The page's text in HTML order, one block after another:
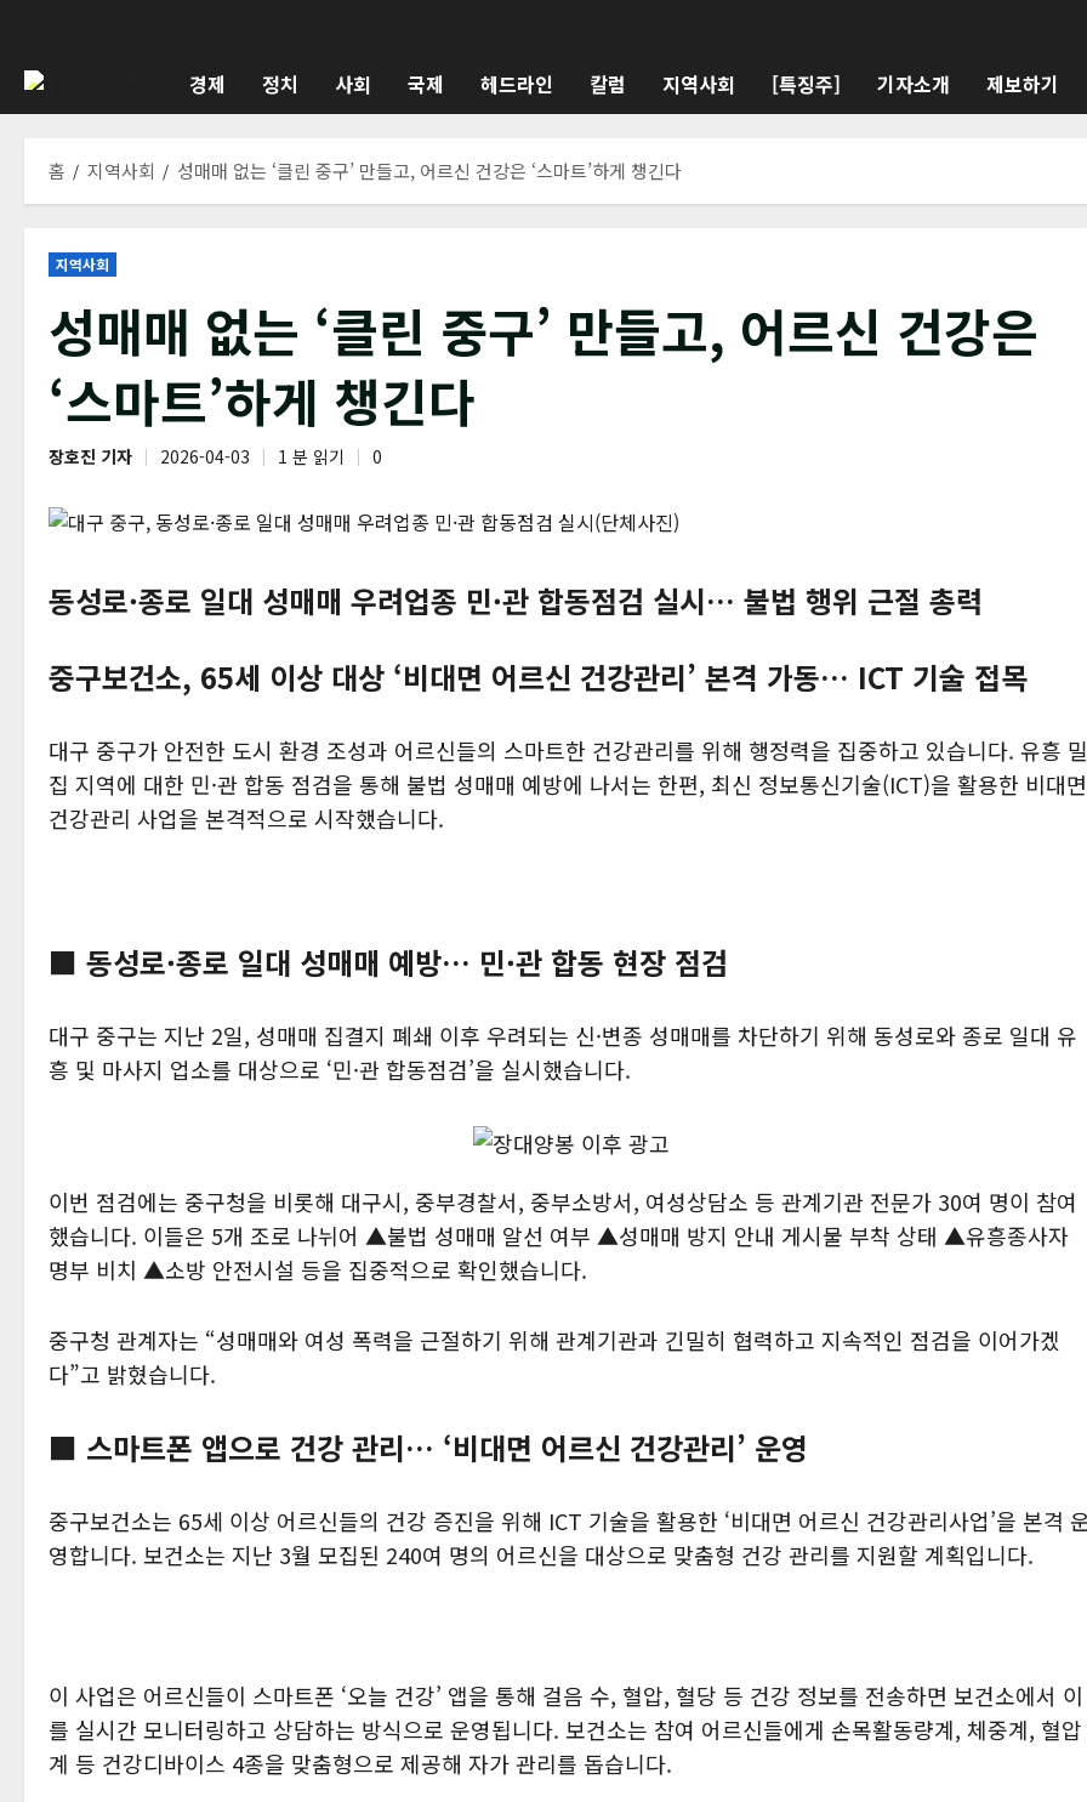
경제 정치 사회 국제 헤드라인 칼럼 지역사회 [특징주] 기자소개 제보하기
홈 지역사회 성매매 없는 ‘클린 중구’ 만들고, 어르신 건강은 ‘스마트’하게 챙긴다
지역사회
성매매 없는 ‘클린 중구’ 만들고, 어르신 건강은
‘스마트’하게 챙긴다
장호진 기자 2026-04-03 1 분 읽기 0
동성로·종로 일대 성매매 우려업종 민·관 합동점검 실시… 불법 행위 근절 총력
중구보건소, 65세 이상 대상 ‘비대면 어르신 건강관리’ 본격 가동… ICT 기술 접목
대구 중구가 안전한 도시 환경 조성과 어르신들의 스마트한 건강관리를 위해 행정력을 집중하고 있습니다. 유흥 밀
집 지역에 대한 민·관 합동 점검을 통해 불법 성매매 예방에 나서는 한편, 최신 정보통신기술(ICT)을 활용한 비대면
건강관리 사업을 본격적으로 시작했습니다.
■ 동성로·종로 일대 성매매 예방… 민·관 합동 현장 점검
대구 중구는 지난 2일, 성매매 집결지 폐쇄 이후 우려되는 신·변종 성매매를 차단하기 위해 동성로와 종로 일대 유
흥 및 마사지 업소를 대상으로 ‘민·관 합동점검’을 실시했습니다.
이번 점검에는 중구청을 비롯해 대구시, 중부경찰서, 중부소방서, 여성상담소 등 관계기관 전문가 30여 명이 참여
했습니다. 이들은 5개 조로 나뉘어 ▲불법 성매매 알선 여부 ▲성매매 방지 안내 게시물 부착 상태 ▲유흥종사자
명부 비치 ▲소방 안전시설 등을 집중적으로 확인했습니다.
중구청 관계자는 “성매매와 여성 폭력을 근절하기 위해 관계기관과 긴밀히 협력하고 지속적인 점검을 이어가겠
다”고 밝혔습니다.
■ 스마트폰 앱으로 건강 관리… ‘비대면 어르신 건강관리’ 운영
중구보건소는 65세 이상 어르신들의 건강 증진을 위해 ICT 기술을 활용한 ‘비대면 어르신 건강관리사업’을 본격
영합니다. 보건소는 지난 3월 모집된 240여 명의 어르신을 대상으로 맞춤형 건강 관리를 지원할 계획입니다.
이 사업은 어르신들이 스마트폰 ‘오늘 건강’ 앱을 통해 걸음 수, 혈압, 혈당 등 건강 정보를 전송하면 보건소에서 이
를 실시간 모니터링하고 상담하는 방식으로 운영됩니다. 보건소는 참여 어르신들에게 손목활동량계, 체중계, 혈압
계 등 건강디바이스 4종을 맞춤형으로 제공해 자가 관리를 돕습니다.